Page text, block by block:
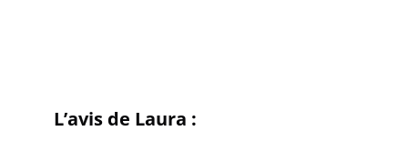
L’avis de Laura :